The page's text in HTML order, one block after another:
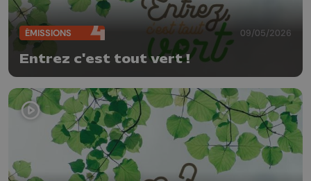
ÉMISSIONS 09/05/2026
Entrez c'est tout vert !